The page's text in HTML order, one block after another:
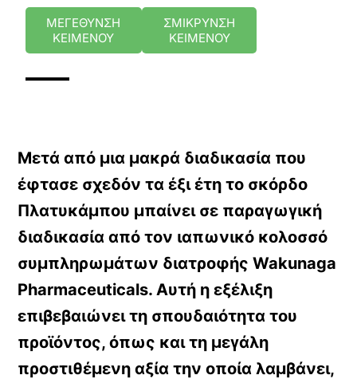
ΜΕΓΕΘΥΝΣΗ
ΚΕΙΜΕΝΟΥ
ΣΜΙΚΡΥΝΣΗ
ΚΕΙΜΕΝΟΥ
Μετά από μια μακρά διαδικασία που
έφτασε σχεδόν τα έξι έτη το σκόρδο
Πλατυκάμπου μπαίνει σε παραγωγική
διαδικασία από τον ιαπωνικό κολοσσό
συμπληρωμάτων διατροφής Wakunaga
Pharmaceuticals. Αυτή η εξέλιξη
επιβεβαιώνει τη σπουδαιότητα του
προϊόντος, όπως και τη μεγάλη
προστιθέμενη αξία την οποία λαμβάνει,